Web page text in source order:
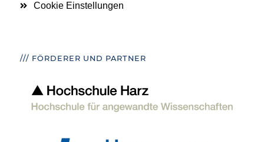
Cookie Einstellungen
/// FÖRDERER UND PARTNER